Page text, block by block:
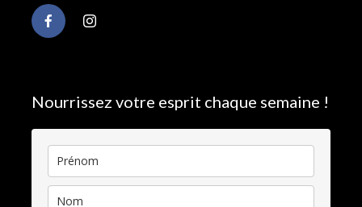
Nourrissez votre esprit chaque semaine !